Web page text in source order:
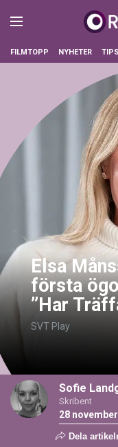
FILMTOPP NYHETER TIPS
Elsa
första
”Har
SVT Play
Sofie
Skribent
28
Dela